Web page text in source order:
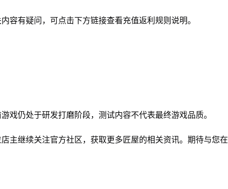
容有疑问，可点击下方链接查看充值返利规则说明。
戏仍处于研发打磨阶段，测试内容不代表最终游戏品质。
主继续关注官方社区，获取更多匠屋的相关资讯。期待与您在